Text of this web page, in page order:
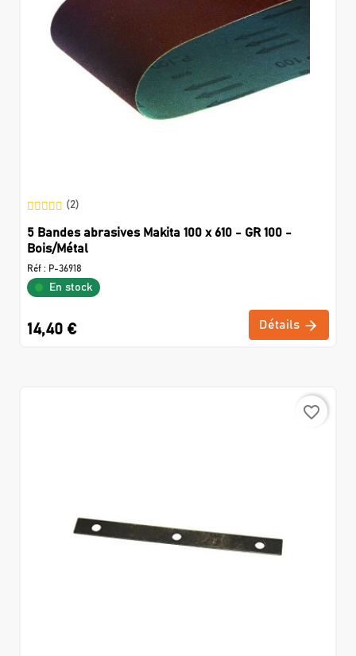
(2)
5 Bandes abrasives Makita 100 x 610 - GR 100 -
Bois/Métal
Réf : P-36918
En stock
14,40 € Détails
favorite_border